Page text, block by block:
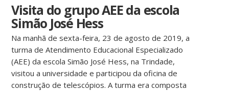
Visita do grupo AEE da escola
Simão José Hess
Na manhã de sexta-feira, 23 de agosto de 2019, a
turma de Atendimento Educacional Especializado
(AEE) da escola Simão José Hess, na Trindade,
visitou a universidade e participou da oficina de
construção de telescópios. A turma era composta